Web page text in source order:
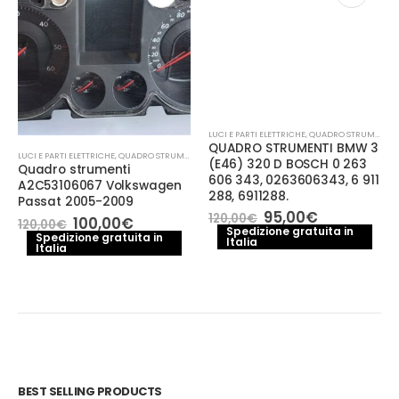
LUCI E PARTI ELETTRICHE,QUADRO STRUMENTI
Quadro strumenti
A2C53106067 Volkswagen
Passat 2005-2009
120,00€ Il
prezzo
originale
100,00€Il
prezzo
attuale
Spedizione gratuita in
Italia
LUCI E PARTI ELETTRICHE,QUADRO STRUMENTI
QUADRO STRUMENTI BMW 3
(E46) 320 D BOSCH 0 263
606 343, 0263606343, 6 911
288, 6911288.
120,00€ Il
prezzo
originale
95,00€Il
prezzo
attuale
Spedizione gratuita in
Italia
BEST SELLING PRODUCTS